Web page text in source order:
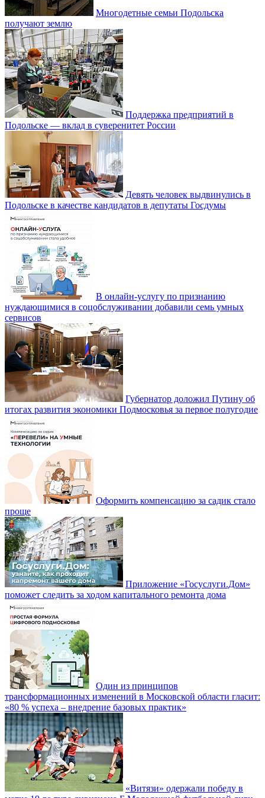
Многодетные семьи Подольска
получают землю
Поддержка предприятий в
Подольске — вклад в суверенитет России
Девять человек выдвинулись в
Подольске в качестве кандидатов в депутаты Госдумы
В онлайн-услугу по признанию
нуждающимися в соцобслуживании добавили семь умных
сервисов
Губернатор доложил Путину об
итогах развития экономики Подмосковья за первое полугодие
Оформить компенсацию за садик стало
проще
Приложение «Госуслуги.Дом»
поможет следить за ходом капитального ремонта дома
Один из принципов
трансформационных изменений в Московской области гласит:
«80 % успеха – внедрение базовых практик»
«Витязи» одержали победу в